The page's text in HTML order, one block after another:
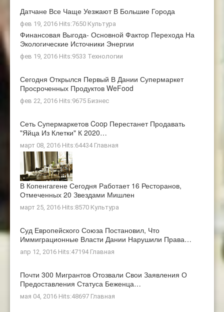
Датчане Все Чаще Уезжают В Большие Города
фев 19, 2016 Hits:7650 Культура
Финансовая Выгода- Основной Фактор Перехода На
Экологические Источники Энергии
фев 19, 2016 Hits:9533 Технологии
Сегодня Открылся Первый В Дании Супермаркет
Просроченных Продуктов WeFood
фев 22, 2016 Hits:9675 Бизнес
Сеть Супермаркетов Coop Перестанет Продавать
"яйца Из Клетки" К 2020…
март 08, 2016 Hits:64434 Главная
В Копенгагене Сегодня Работает 16 Ресторанов,
Отмеченных 20 Звездами Мишлен
март 25, 2016 Hits:8570 Культура
Суд Европейского Союза Постановил, Что
Иммиграционные Власти Дании Нарушили Права…
апр 12, 2016 Hits:47194 Главная
Почти 300 Мигрантов Отозвали Свои Заявления О
Предоставления Статуса Беженца…
мая 04, 2016 Hits:48697 Главная